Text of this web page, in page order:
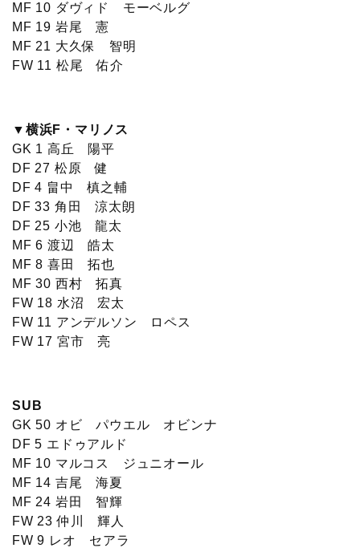
MF 10 ダヴィド モーベルグ
MF 19 岩尾 憲
MF 21 大久保 智明
FW 11 松尾 佑介
▼横浜F・マリノス
GK 1 高丘 陽平
DF 27 松原 健
DF 4 畠中 槙之輔
DF 33 角田 涼太朗
DF 25 小池 龍太
MF 6 渡辺 皓太
MF 8 喜田 拓也
MF 30 西村 拓真
FW 18 水沼 宏太
FW 11 アンデルソン ロペス
FW 17 宮市 亮
SUB
GK 50 オビ パウエル オビンナ
DF 5 エドゥアルド
MF 10 マルコス ジュニオール
MF 14 吉尾 海夏
MF 24 岩田 智輝
FW 23 仲川 輝人
FW 9 レオ セアラ